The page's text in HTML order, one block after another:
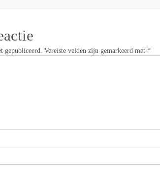
gepubliceerd. Vereiste velden zijn gemarkeerd met *